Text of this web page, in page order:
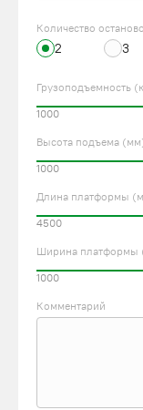
Количество
2 3
Грузоподъемность
1000
Высота подъема
1000
Длина платформы
4500
Ширина платформы
1000
Комментарий